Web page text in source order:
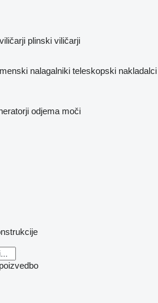
plinski viličarji
nalagalniki teleskopski nakladalci
odjema moči